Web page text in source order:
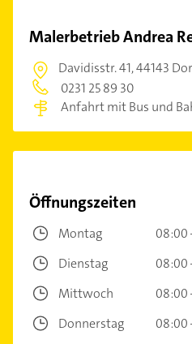
Malerbetrieb Andrea
Davidisstr. 41,44143
0231 25 89 30
Anfahrt mit Bus und
Öffnungszeiten
Montag
08:00
Dienstag
08:00
Mittwoch
08:00
Donnerstag
08:00